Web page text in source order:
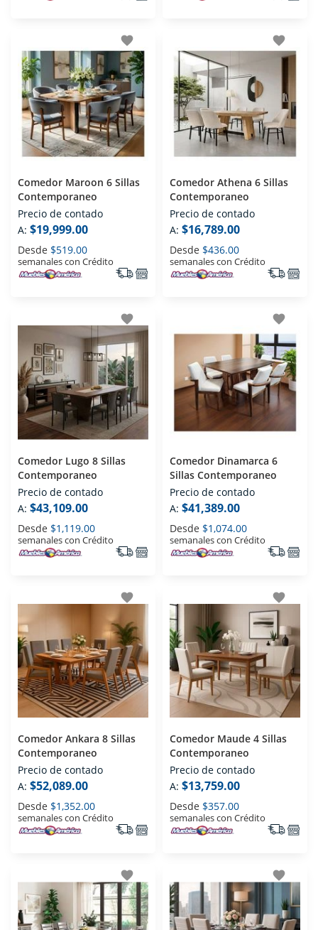
favorite
Comedor Maroon 6 Sillas
Contemporaneo
Precio de contado
A: $19,999.00
Desde $519.00
semanales con Crédito
favorite
Comedor Athena 6 Sillas
Contemporaneo
Precio de contado
A: $16,789.00
Desde $436.00
semanales con Crédito
favorite
Comedor Lugo 8 Sillas
Contemporaneo
Precio de contado
A: $43,109.00
Desde $1,119.00
semanales con Crédito
favorite
Comedor Dinamarca 6
Sillas Contemporaneo
Precio de contado
A: $41,389.00
Desde $1,074.00
semanales con Crédito
favorite
Comedor Ankara 8 Sillas
Contemporaneo
Precio de contado
A: $52,089.00
Desde $1,352.00
semanales con Crédito
favorite
Comedor Maude 4 Sillas
Contemporaneo
Precio de contado
A: $13,759.00
Desde $357.00
semanales con Crédito
favorite favorite